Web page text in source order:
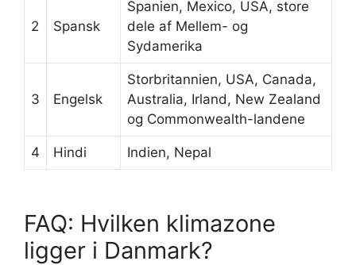
2 Spansk
Spanien, Mexico, USA, store
dele af Mellem- og
Sydamerika
3 Engelsk
Storbritannien, USA, Canada,
Australia, Irland, New Zealand
og Commonwealth-landene
4 Hindi Indien, Nepal
FAQ: Hvilken klimazone
ligger i Danmark?